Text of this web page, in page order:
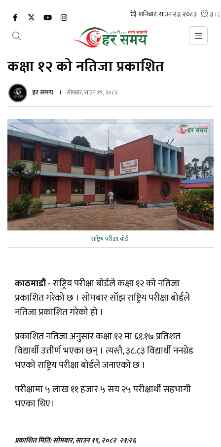
कक्षा १२ को नतिजा प्रकाशित
हर समय सोमबार, साउन १९, २०८२
राष्ट्रिय परीक्षा बोर्ड।
काठमाडौं -राष्ट्रिय परीक्षा बोर्डले कक्षा १२ को नतिजा
प्रकाशित गरेको छ । सोमबार साँझ राष्ट्रिय परीक्षा बोर्डले
नतिजा प्रकाशित गरेको हो ।
प्रकाशित नतिजा अनुसार कक्षा १२ मा ६१.१७ प्रतिशत
विद्यार्थी उत्तीर्ण भएका छन् । त्यस्तै, ३८.८३ विद्यार्थी ननग्रेड
भएको राष्ट्रिय परीक्षा बोर्डले जनाएको छ ।
परीक्षामा ५ लाख ११ हजार ५ सय २५ परीक्षार्थी सहभागी
भएका थिए।
प्रकाशित मिति: सोमबार, साउन १९, २०८२ २१:२६